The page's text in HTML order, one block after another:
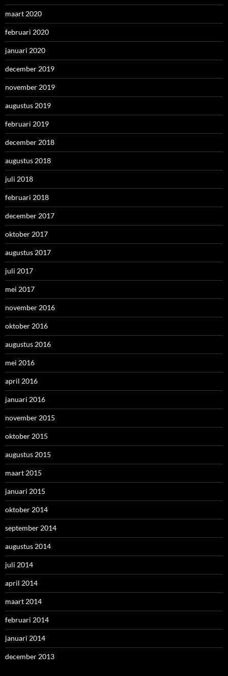
maart 2020
februari 2020
januari 2020
december 2019
november 2019
augustus 2019
februari 2019
december 2018
augustus 2018
juli 2018
februari 2018
december 2017
oktober 2017
augustus 2017
juli 2017
mei 2017
november 2016
oktober 2016
augustus 2016
mei 2016
april 2016
januari 2016
november 2015
oktober 2015
augustus 2015
maart 2015
januari 2015
oktober 2014
september 2014
augustus 2014
juli 2014
april 2014
maart 2014
februari 2014
januari 2014
december 2013